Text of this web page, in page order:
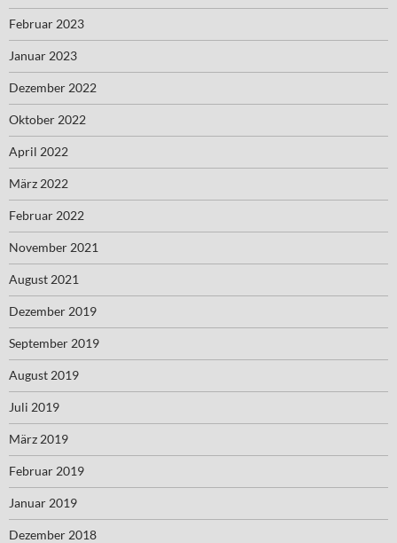
Februar 2023
Januar 2023
Dezember 2022
Oktober 2022
April 2022
März 2022
Februar 2022
November 2021
August 2021
Dezember 2019
September 2019
August 2019
Juli 2019
März 2019
Februar 2019
Januar 2019
Dezember 2018